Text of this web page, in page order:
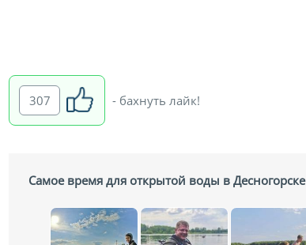
307 - бахнуть лайк!
Самое время для открытой воды в Десногорске